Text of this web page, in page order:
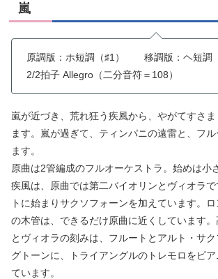
嵐
原調版：ホ短調（♯1） 移調版：ヘ短調
2/2拍子 Allegro（二分音符＝108）
嵐が近づき、荒れ狂う疾風から、やがてすさ
ます。嵐が過ぎて、ティンパニの遠雷と、フ
ます。
原曲は2管編成のフルオーケストラ。始めは小
疾風は、原曲では第二バイオリンとヴィオラ
トに始まりサクソフォーンを加えています。
の木管は、できるだけ原曲に近くしています
とヴィオラの刻みは、フルートとアルト・サ
グトーンに、トライアングルのトレモロをピ
ています。